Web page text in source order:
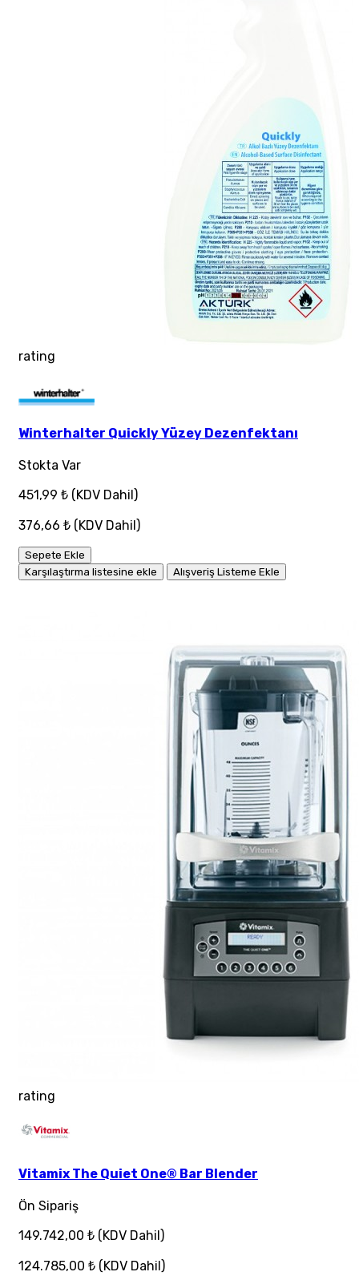
rating
Winterhalter Quickly Yüzey Dezenfektanı
Stokta Var
451,99 ₺ (KDV Dahil)
376,66 ₺ (KDV Dahil)
Sepete Ekle
Karşılaştırma listesine ekle
Alışveriş Listeme Ekle
rating
Vitamix The Quiet One® Bar Blender
Ön Sipariş
149.742,00 ₺ (KDV Dahil)
124.785,00 ₺ (KDV Dahil)